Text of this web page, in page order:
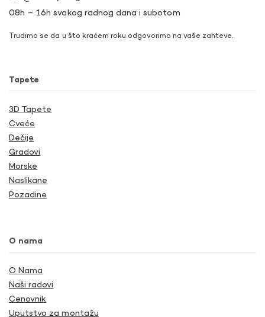
08h – 16h svakog radnog dana i subotom
Trudimo se da u što kraćem roku odgovorimo na vaše zahteve.
Tapete
3D Tapete
Cveće
Dečije
Gradovi
Morske
Naslikane
Pozadine
O nama
O Nama
Naši radovi
Cenovnik
Uputstvo za montažu